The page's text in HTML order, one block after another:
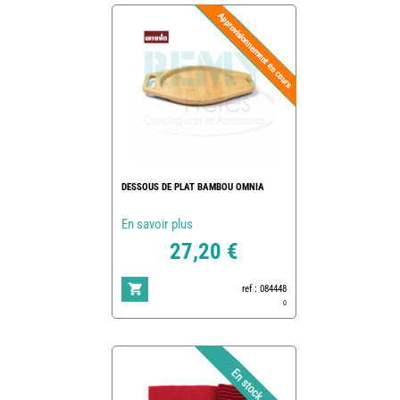
DESSOUS DE PLAT BAMBOU OMNIA
En savoir plus
27,20 €
ref : 084448
0